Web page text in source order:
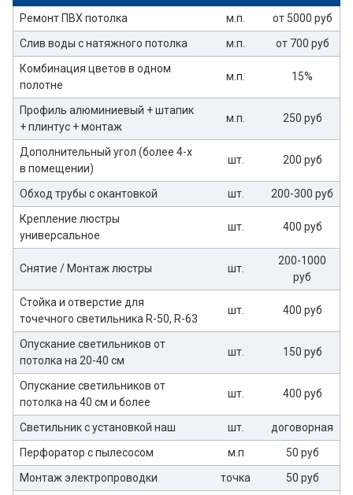
Ремонт ПВХ потолка
м.п.
от 5000 руб
Слив воды с натяжного потолка
м.п.
от 700 руб
Комбинация цветов в одном
полотне
м.п. 15%
Профиль алюминиевый + штапик
+ плинтус + монтаж
м.п. 250 руб
Дополнительный угол (более 4-х
в помещении)
шт. 200 руб
Обход трубы с окантовкой шт.
200-300 руб
Крепление люстры
универсальное
шт. 400 руб
Снятие / Монтаж люстры шт.
200-1000
руб
Стойка и отверстие для
точечного светильника R-50, R-63
шт. 400 руб
Опускание светильников от
потолка на 20-40 см
шт. 150 руб
Опускание светильников от
потолка на 40 см и более
шт. 400 руб
Светильник с установкой наш шт.
договорная
Перфоратор с пылесосом
м.п
50 руб
Монтаж электропроводки
точка
50 руб